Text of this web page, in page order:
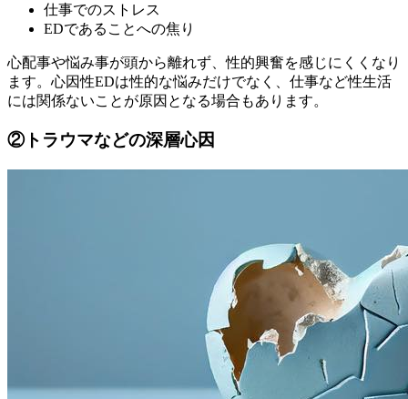
仕事でのストレス
EDであることへの焦り
心配事や悩み事が頭から離れず、性的興奮を感じにくくなり
ます。 心因性EDは性的な悩みだけでなく、仕事など性生活
には関係ないことが原因となる場合もあります。
②トラウマなどの深層心因